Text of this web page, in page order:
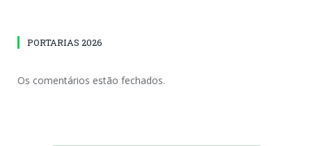
PORTARIAS 2026
Os comentários estão fechados.